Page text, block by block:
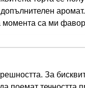
са ми
За